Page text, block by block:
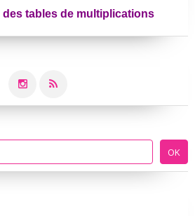
tables de multiplications